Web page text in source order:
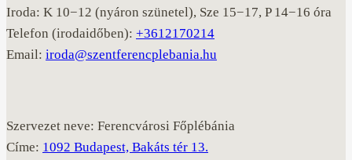
Iroda: K 10−12 (nyáron szünetel), Sze 15−17, P 14−16 óra
Telefon (irodaidőben): +3612170214
Email: iroda@szentferencplebania.hu
Szervezet neve: Ferencvárosi Főplébánia
Címe: 1092 Budapest, Bakáts tér 13.